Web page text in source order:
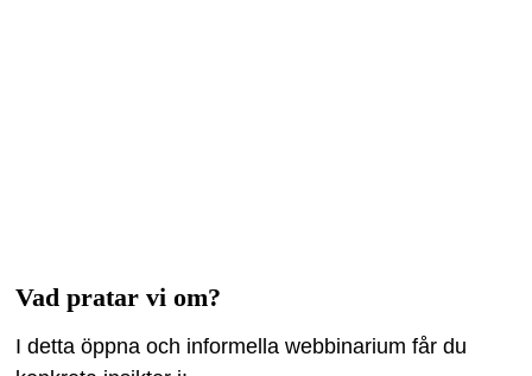
Vad pratar vi om?
I detta öppna och informella webbinarium får du